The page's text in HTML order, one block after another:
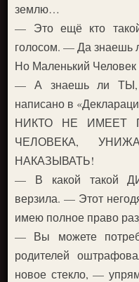
землю…
— Это ещё кто
голосом. — Да знаешь
Но Маленький Человек
— А знаешь ли ТЫ,
написано в
НИКТО НЕ ИМЕЕТ
ЧЕЛОВЕКА,
НАКАЗЫВАТЬ!
— В какой такой
верзила. — Этот
имею полное право
— Вы можете
родителей
новое стекло, —